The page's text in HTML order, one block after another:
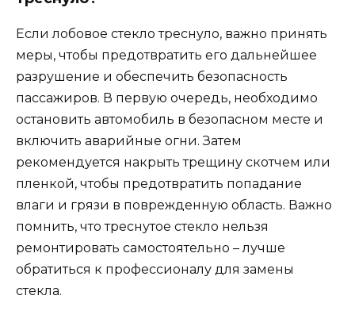
Если лобовое стекло треснуло, важно принять
меры, чтобы предотвратить его дальнейшее
разрушение и обеспечить безопасность
пассажиров. В первую очередь, необходимо
остановить автомобиль в безопасном месте и
включить аварийные огни. Затем
рекомендуется накрыть трещину скотчем или
пленкой, чтобы предотвратить попадание
влаги и грязи в поврежденную область. Важно
помнить, что треснутое стекло нельзя
ремонтировать самостоятельно – лучше
обратиться к профессионалу для замены
стекла.